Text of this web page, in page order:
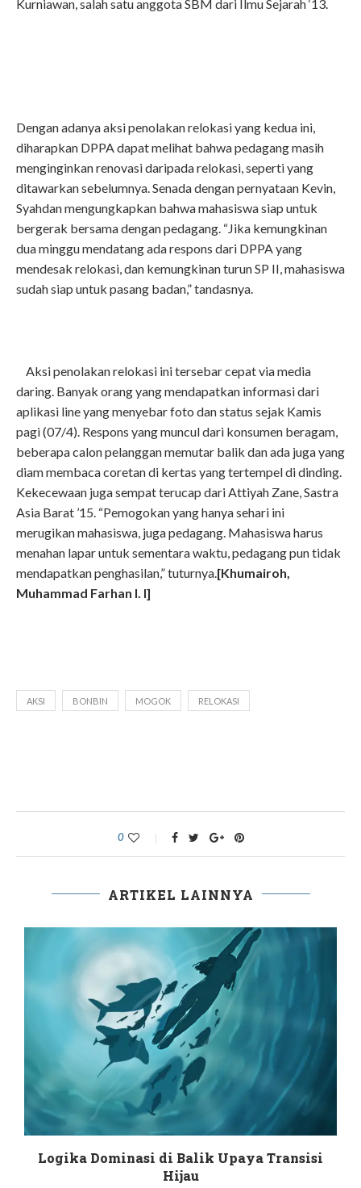
Kurniawan, salah satu anggota SBM dari Ilmu Sejarah ‘13.
Dengan adanya aksi penolakan relokasi yang kedua ini,
diharapkan DPPA dapat melihat bahwa pedagang masih
menginginkan renovasi daripada relokasi, seperti yang
ditawarkan sebelumnya. Senada dengan pernyataan Kevin,
Syahdan mengungkapkan bahwa mahasiswa siap untuk
bergerak bersama dengan pedagang. “Jika kemungkinan
dua minggu mendatang ada respons dari DPPA yang
mendesak relokasi, dan kemungkinan turun SP II, mahasiswa
sudah siap untuk pasang badan,” tandasnya.
Aksi penolakan relokasi ini tersebar cepat via media
daring. Banyak orang yang mendapatkan informasi dari
aplikasi line yang menyebar foto dan status sejak Kamis
pagi (07/4). Respons yang muncul dari konsumen beragam,
beberapa calon pelanggan memutar balik dan ada juga yang
diam membaca coretan di kertas yang tertempel di dinding.
Kekecewaan juga sempat terucap dari Attiyah Zane, Sastra
Asia Barat ’15. “Pemogokan yang hanya sehari ini
merugikan mahasiswa, juga pedagang. Mahasiswa harus
menahan lapar untuk sementara waktu, pedagang pun tidak
mendapatkan penghasilan,” tuturnya.[Khumairoh,
Muhammad Farhan I. I]
AKSI BONBIN MOGOK RELOKASI
0
ARTIKEL LAINNYA
Logika Dominasi di Balik Upaya Transisi
Hijau